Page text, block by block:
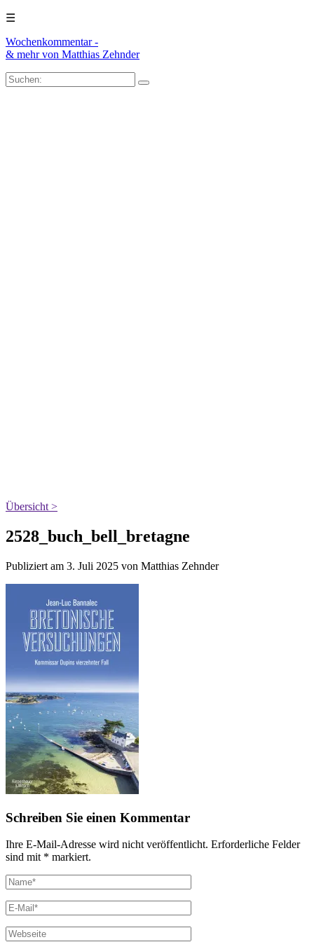
☰
Wochenkommentar -
& mehrvon Matthias Zehnder
Übersicht >
2528_buch_bell_bretagne
Publiziert am 3. Juli 2025 von Matthias Zehnder
Schreiben Sie einen Kommentar
Ihre E-Mail-Adresse wird nicht veröffentlicht. Erforderliche Felder
sind mit * markiert.